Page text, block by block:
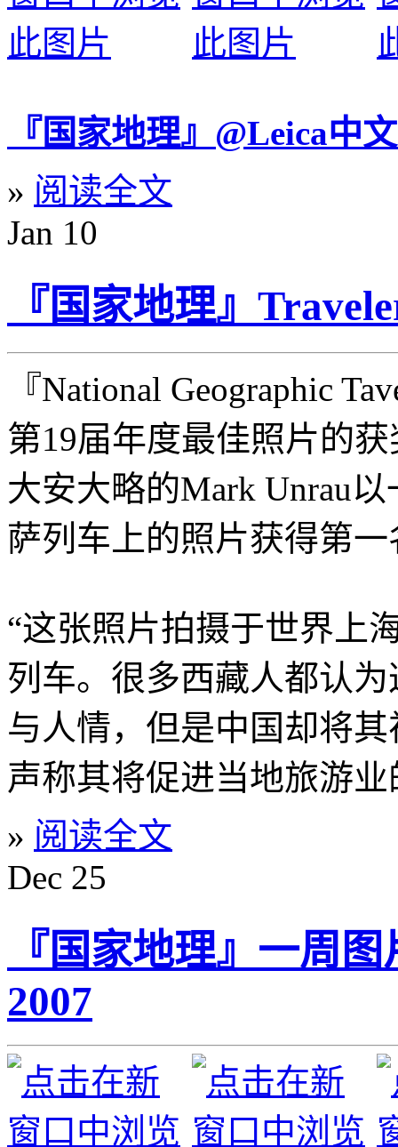
『国家地理』@Leica中
» 阅读全文
Jan 10
『国家地理』
『National Geographic
第19届年度最佳照片的
大安大略的Mark Unrau
萨列车上的照片获得第一
“这张照片拍摄于世界
列车。很多西藏人都认
与人情，但是中国却将
声称其将促进当地旅游业
» 阅读全文
Dec 25
『国家地理』一周
2007